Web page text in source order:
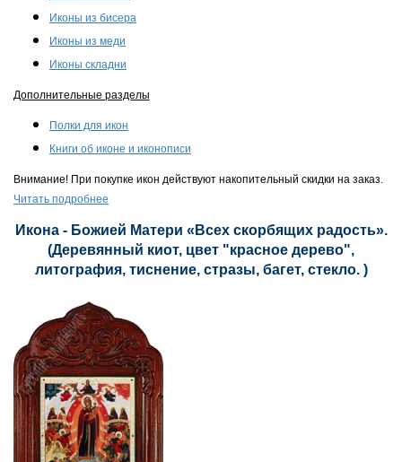
Иконы из бисера
Иконы из меди
Иконы складни
Дополнительные разделы
Полки для икон
Книги об иконе и иконописи
Внимание! При покупке икон действуют накопительный скидки на заказ.
Читать подробнее
Икона - Божией Матери «Всех скорбящих радость».
(Деревянный киот, цвет "красное дерево",
литография, тиснение, стразы, багет, стекло. )